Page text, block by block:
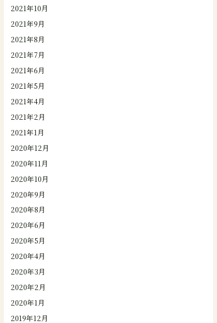
2021年10月
2021年9月
2021年8月
2021年7月
2021年6月
2021年5月
2021年4月
2021年2月
2021年1月
2020年12月
2020年11月
2020年10月
2020年9月
2020年8月
2020年6月
2020年5月
2020年4月
2020年3月
2020年2月
2020年1月
2019年12月